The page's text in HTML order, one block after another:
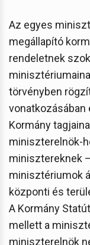
Az egyes
megállapító
rendeletnek
törvényben
vonatkozásában
Kormány
miniszterelnök-
minisztereknek
minisztériumok
központi és
A Kormány
mellett a
miniszterelnök